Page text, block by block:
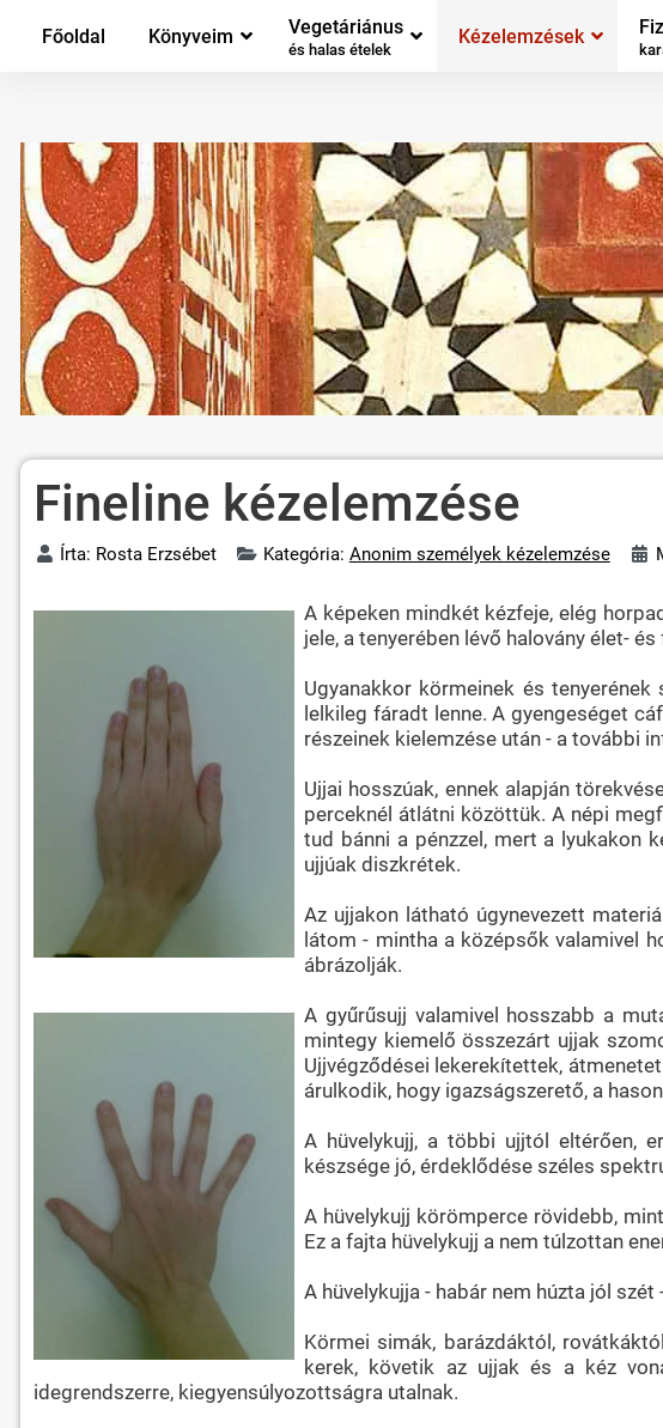
Főoldal Könyveim Vegetáriánus
és halas ételek
Kézelemzések
Fineline kézelemzése
Írta: Rosta Erzsébet Kategória: Anonim személyek kézelemzése
A képeken mindkét kézfeje, elég
jele, a tenyerében lévő halovány élet-
Ugyanakkor körmeinek és
lelkileg fáradt lenne. A gyengeséget
részeinek kielemzése után - a további
Ujjai hosszúak, ennek alapján
perceknél átlátni közöttük. A népi
tud bánni a pénzzel, mert a lyukakon
ujjúak diszkrétek.
Az ujjakon látható úgynevezett
látom - mintha a középsők valamivel
ábrázolják.
A gyűrűsujj valamivel hosszabb a
mintegy kiemelő összezárt ujjak
Ujjvégződései lekerekítettek,
árulkodik, hogy igazságszerető, a
A hüvelykujj, a többi ujjtól eltérően,
készsége jó, érdeklődése széles
A hüvelykujj körömperce rövidebb,
Ez a fajta hüvelykujj a nem túlzottan
A hüvelykujja - habár nem húzta jól
Körmei simák, barázdáktól,
kerek, követik az ujjak és a kéz
idegrendszerre, kiegyensúlyozottságra utalnak.